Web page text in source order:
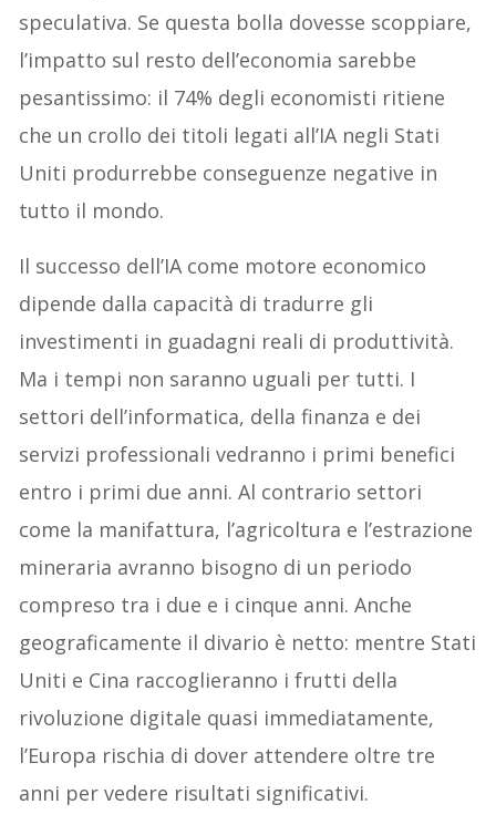
speculativa. Se questa bolla dovesse scoppiare,
l’impatto sul resto dell’economia sarebbe
pesantissimo: il 74% degli economisti ritiene
che un crollo dei titoli legati all’IA negli Stati
Uniti produrrebbe conseguenze negative in
tutto il mondo.
Il successo dell’IA come motore economico
dipende dalla capacità di tradurre gli
investimenti in guadagni reali di produttività.
Ma i tempi non saranno uguali per tutti. I
settori dell’informatica, della finanza e dei
servizi professionali vedranno i primi benefici
entro i primi due anni. Al contrario settori
come la manifattura, l’agricoltura e l’estrazione
mineraria avranno bisogno di un periodo
compreso tra i due e i cinque anni. Anche
geograficamente il divario è netto: mentre Stati
Uniti e Cina raccoglieranno i frutti della
rivoluzione digitale quasi immediatamente,
l’Europa rischia di dover attendere oltre tre
anni per vedere risultati significativi.